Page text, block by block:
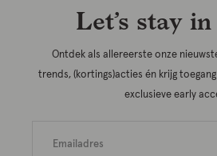
Let’s stay
Ontdek als allereerste onze
trends, (kortings)acties én krijg
exclusieve early